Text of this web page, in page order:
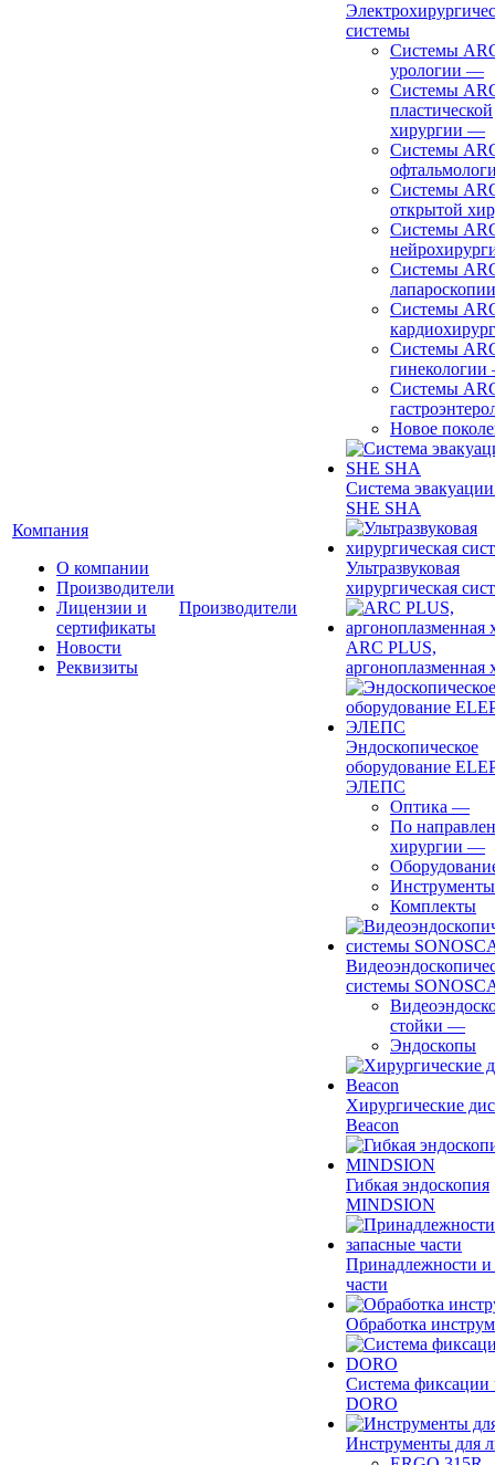
Компания
О компании
Производители
Лицензии и
сертификаты
Новости
Реквизиты
Производители
системы
Системы
урологии —
Системы
пластической
хирургии —
Системы
Системы
открытой
Системы
Системы
лапароскопии
Системы
Системы
гинекологии
Системы
Новое
Система
SHE SHA
Ультразвуковая
хирургическая
ARC PLUS,
аргоноплазменная
Эндоскопическое
оборудование
ЭЛЕПС
Оптика —
По
хирургии —
Инструменты
Комплекты
системы
стойки —
Эндоскопы
Хирургические
Beacon
Гибкая эндоскопия
MINDSION
Принадлежности и
части
Обработка
Система фиксации
DORO
Инструменты для